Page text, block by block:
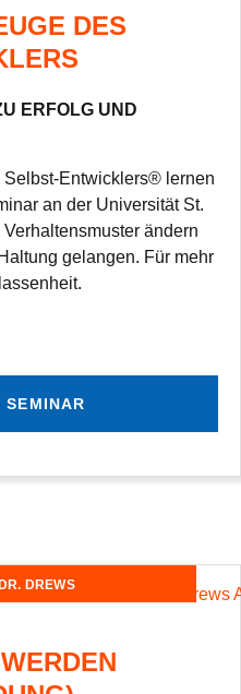
DES
ERFOLG UND
Selbst-Ent­wick­lers® ler­nen
an der Uni­ver­si­tät St.
ändern
gelan­gen. Für mehr
SEMINAR
DREWS